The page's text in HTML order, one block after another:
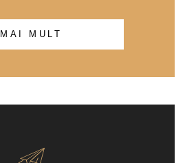
MAI MULT